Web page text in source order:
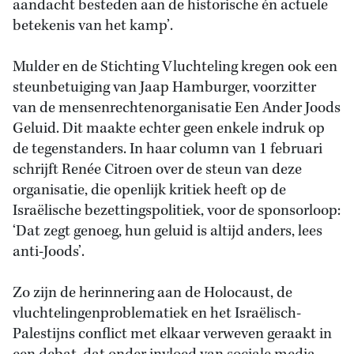
aandacht besteden aan de historische én actuele
betekenis van het kamp’.
Mulder en de Stichting Vluchteling kregen ook een
steunbetuiging van Jaap Hamburger, voorzitter
van de mensenrechtenorganisatie Een Ander Joods
Geluid. Dit maakte echter geen enkele indruk op
de tegenstanders. In haar column van 1 februari
schrijft Renée Citroen over de steun van deze
organisatie, die openlijk kritiek heeft op de
Israëlische bezettingspolitiek, voor de sponsorloop:
‘Dat zegt genoeg, hun geluid is altijd anders, lees
anti-Joods’.
Zo zijn de herinnering aan de Holocaust, de
vluchtelingenproblematiek en het Israëlisch-
Palestijns conflict met elkaar verweven geraakt in